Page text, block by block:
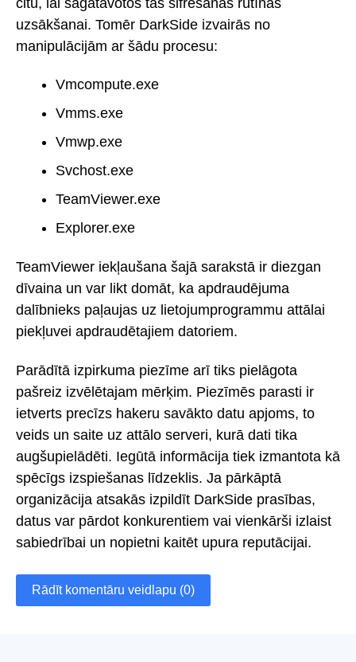
uzsākšanai. Tomēr DarkSide izvairās no
manipulācijām ar šādu procesu:
Vmcompute.exe
Vmms.exe
Vmwp.exe
Svchost.exe
TeamViewer.exe
Explorer.exe
TeamViewer iekļaušana šajā sarakstā ir diezgan
dīvaina un var likt domāt, ka apdraudējuma
dalībnieks paļaujas uz lietojumprogrammu attālai
piekļuvei apdraudētajiem datoriem.
Parādītā izpirkuma piezīme arī tiks pielāgota
pašreiz izvēlētajam mērķim. Piezīmēs parasti ir
ietverts precīzs hakeru savākto datu apjoms, to
veids un saite uz attālo serveri, kurā dati tika
augšupielādēti. Iegūtā informācija tiek izmantota kā
spēcīgs izspiešanas līdzeklis. Ja pārkāptā
organizācija atsakās izpildīt DarkSide prasības,
datus var pārdot konkurentiem vai vienkārši izlaist
sabiedrībai un nopietni kaitēt upura reputācijai.
Rādīt komentāru veidlapu (0)